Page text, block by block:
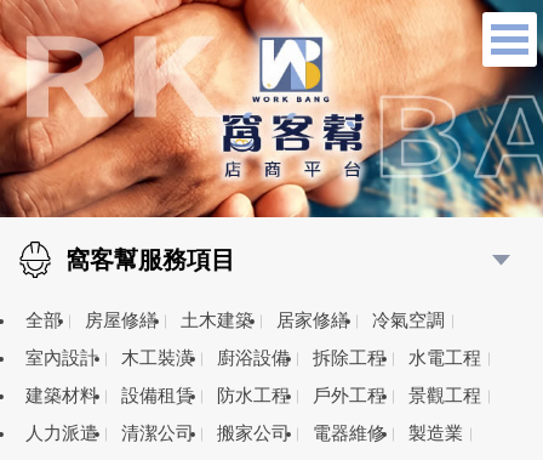
窩客幫服務項目
全部 房屋修繕 土木建築 居家修繕
冷氣空調
室內設計
木工裝潢 廚浴設備 拆除工程
水電工程
建築材料
設備租賃 防水工程 戶外工程
景觀工程
人力派遣
清潔公司 搬家公司 電器維修
製造業